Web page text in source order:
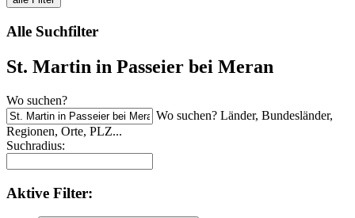
Alle Suchfilter
St. Martin in Passeier bei Meran
Wo suchen?
Wo suchen? Länder, Bundesländer,
Regionen, Orte, PLZ...
Suchradius:
Aktive Filter: